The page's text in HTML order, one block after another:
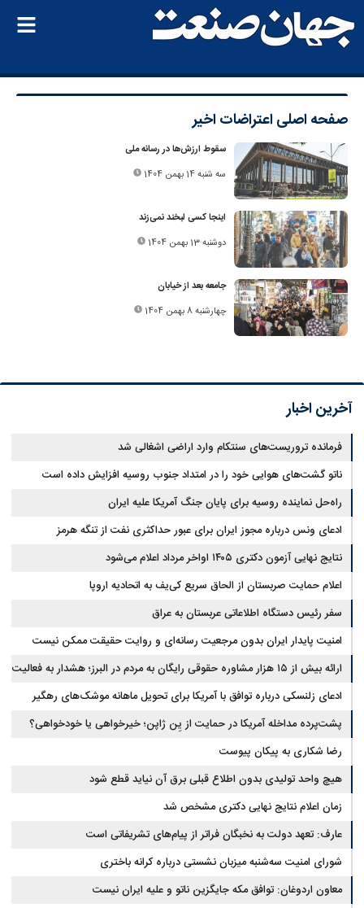
صفحه اصلیاعتراضات اخیر
سقوط ارزش‌ها در رسانه ملی
سه شنبه 14 بهمن 1404
اینجا کسی لبخند نمی‌زند
دوشنبه 13 بهمن 1404
جامعه بعد از خیابان
چهارشنبه 8 بهمن 1404
آخرین اخبار
فرمانده تروریست‌های سنتکام وارد اراضی اشغالی شد
ناتو گشت‌های هوایی خود را در امتداد جنوب روسیه افزایش داده است
راه‌حل نماینده روسیه برای پایان جنگ آمریکا علیه ایران
ادعای ونس درباره مجوز ایران برای عبور حداکثری نفت از تنگه هرمز
نتایج نهایی آزمون دکتری ۱۴۰۵ اواخر مرداد اعلام می‌شود
اعلام حمایت صربستان از الحاق سریع کی‌یف به اتحادیه اروپا
سفر رئیس دستگاه اطلاعاتی عربستان به عراق
امنیت پایدار ایران بدون مرجعیت رسانه‌ای و روایت حقیقت ممکن نیست
ارائه بیش از ۱۵ هزار مشاوره حقوقی رایگان به مردم در البرز؛ هشدار به فعالیت
وکیل بلاگرها
ادعای زلنسکی درباره توافق با آمریکا برای تحویل ماهانه موشک‌های رهگیر
پشت‌پرده مداخله آمریکا در حمایت از یِن ژاپن؛ خیرخواهی یا خودخواهی؟
رضا شکاری به پیکان پیوست
هیچ واحد تولیدی بدون اطلاع قبلی برق آن نیاید قطع شود
زمان اعلام نتایج نهایی دکتری مشخص شد
عارف: تعهد دولت به نخبگان فراتر از پیام‎‌های تشریفاتی است
شورای امنیت سه‌شنبه میزبان نشستی درباره کرانه باختری
معاون اردوغان: توافق مکه جایگزین ناتو و علیه ایران نیست